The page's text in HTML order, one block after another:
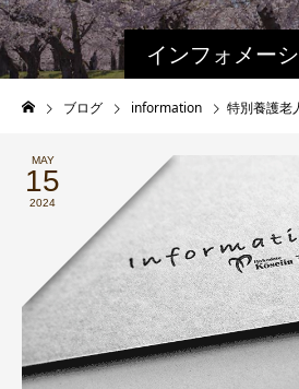
インフォメー
ブログ information 特別養護老
MAY
15
2024